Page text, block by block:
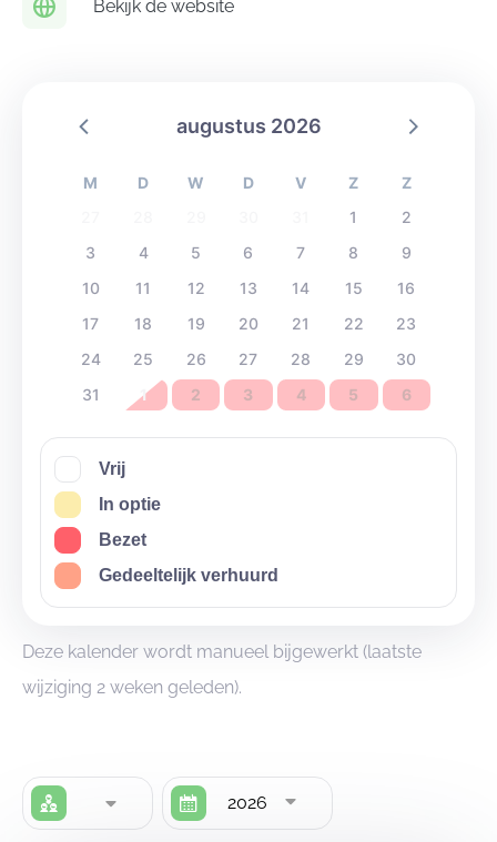
Bekijk de website
augustus 2026
M D W D V Z
Z
1
2
3
4 5 6 7 8
9
10
11 12 13 14 15
16
17
18 19 20 21 22
23
24
25 26 27 28 29
30
31
1 2 3 4 5 6
Vrij
In optie
Bezet
Gedeeltelijk verhuurd
Deze kalender wordt manueel bijgewerkt (laatste
wijziging 2 weken geleden).
2026